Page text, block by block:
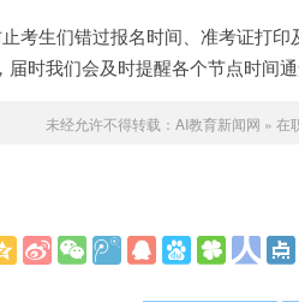
考生们错过报名时间、准考证打
时我们会及时提醒各个节点时间通
未经允许不得转载： AI教育新闻网 » 在